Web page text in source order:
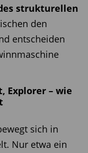
strukturellen
den
entscheiden
Explorer – wie
sich in
Nur etwa ein